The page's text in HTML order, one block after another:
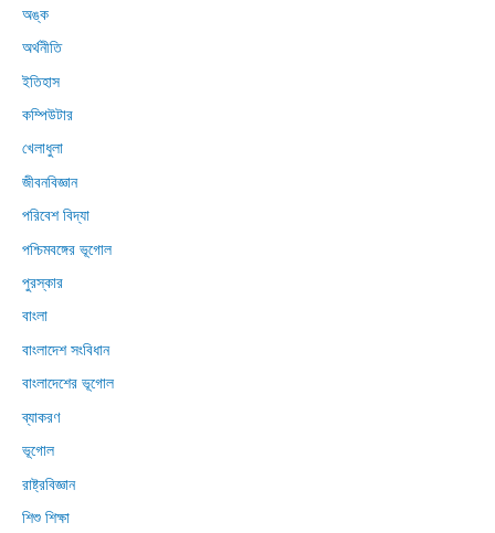
অঙ্ক
অর্থনীতি
ইতিহাস
কম্পিউটার
খেলাধুলা
জীবনবিজ্ঞান
পরিবেশ বিদ্যা
পশ্চিমবঙ্গের ভূগোল
পুরস্কার
বাংলা
বাংলাদেশ সংবিধান
বাংলাদেশের ভূগোল
ব্যাকরণ
ভূগোল
রাষ্ট্রবিজ্ঞান
শিশু শিক্ষা